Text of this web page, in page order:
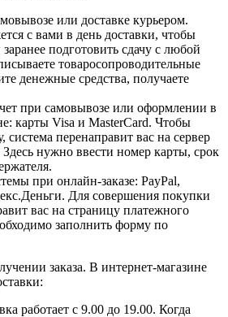
или доставке курьером.
с вами в день доставки, чтобы
подготовить сдачу с любой
товаросопроводительные
денежные средства, получаете
при самовывозе или оформлении в
карты Visa и MasterCard. Чтобы
система перенаправит вас на сервер
нужно ввести номер карты, срок
при онлайн-заказе: PayPal,
Для совершения покупки
вас на страницу платежного
заполнить форму по
заказа. В интернет-магазине
работает с 9.00 до 19.00. Когда